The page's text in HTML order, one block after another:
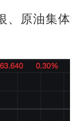
、原油集体